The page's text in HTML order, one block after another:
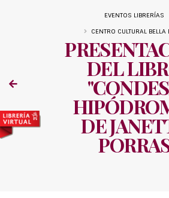
DEL
DE
EVENTOS LIBRERÍAS
CENTRO CULTURAL BELLA